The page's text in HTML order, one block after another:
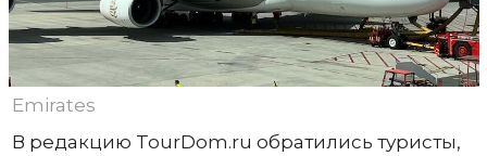
Emirates
В редакцию TourDom.ru обратились туристы,